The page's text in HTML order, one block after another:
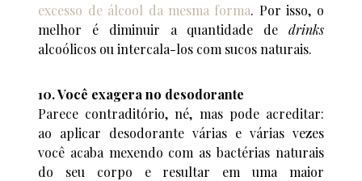
excesso de álcool da mesma forma. Por isso, o
melhor é diminuir a quantidade de drinks
alcoólicos ou intercala-los com sucos naturais.
10. Você exagera no desodorante
Parece contraditório, né, mas pode acreditar:
ao aplicar desodorante várias e várias vezes
você acaba mexendo com as bactérias naturais
do seu corpo e resultar em uma maior